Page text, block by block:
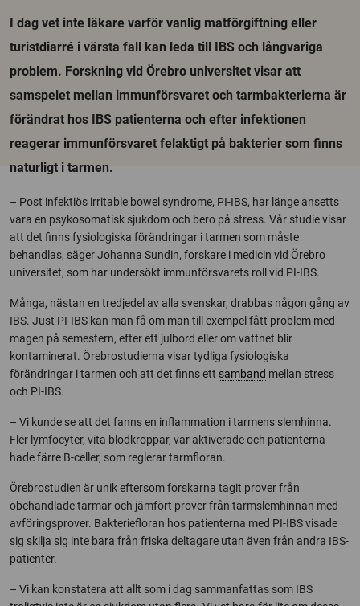
I dag vet inte läkare varför vanlig matförgiftning eller
turistdiarré i värsta fall kan leda till IBS och långvariga
problem. Forskning vid Örebro universitet visar att
samspelet mellan immunförsvaret och tarmbakterierna är
förändrat hos IBS patienterna och efter infektionen
reagerar immunförsvaret felaktigt på bakterier som finns
naturligt i tarmen.
– Post infektiös irritable bowel syndrome, PI-IBS, har länge ansetts
vara en psykosomatisk sjukdom och bero på stress. Vår studie visar
att det finns fysiologiska förändringar i tarmen som måste
behandlas, säger Johanna Sundin, forskare i medicin vid Örebro
universitet, som har undersökt immunförsvarets roll vid PI-IBS.
Många, nästan en tredjedel av alla svenskar, drabbas någon gång av
IBS. Just PI-IBS kan man få om man till exempel fått problem med
magen på semestern, efter ett julbord eller om vattnet blir
kontaminerat. Örebrostudierna visar tydliga fysiologiska
förändringar i tarmen och att det finns ett samband mellan stress
och PI-IBS.
– Vi kunde se att det fanns en inflammation i tarmens slemhinna.
Fler lymfocyter, vita blodkroppar, var aktiverade och patienterna
hade färre B-celler, som reglerar tarmfloran.
Örebrostudien är unik eftersom forskarna tagit prover från
obehandlade tarmar och jämfört prover från tarmslemhinnan med
avföringsprover. Bakteriefloran hos patienterna med PI-IBS visade
sig skilja sig inte bara från friska deltagare utan även från andra IBS-
patienter.
– Vi kan konstatera att allt som i dag sammanfattas som IBS